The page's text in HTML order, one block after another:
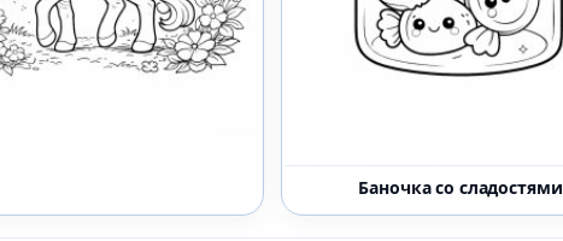
Баночка со сладостями